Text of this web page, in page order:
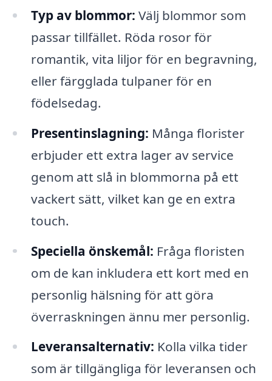
Typ av blommor: Välj blommor som
passar tillfället. Röda rosor för
romantik, vita liljor för en begravning,
eller färgglada tulpaner för en
födelsedag.
Presentinslagning: Många florister
erbjuder ett extra lager av service
genom att slå in blommorna på ett
vackert sätt, vilket kan ge en extra
touch.
Speciella önskemål: Fråga floristen
om de kan inkludera ett kort med en
personlig hälsning för att göra
överraskningen ännu mer personlig.
Leveransalternativ: Kolla vilka tider
som är tillgängliga för leveransen och